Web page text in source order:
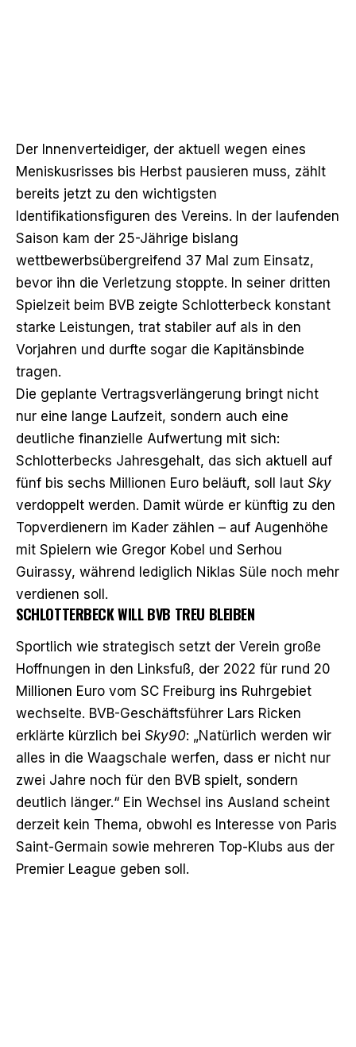
Der Innenverteidiger, der aktuell wegen eines
Meniskusrisses bis Herbst pausieren muss, zählt
bereits jetzt zu den wichtigsten
Identifikationsfiguren des Vereins. In der laufenden
Saison kam der 25-Jährige bislang
wettbewerbsübergreifend 37 Mal zum Einsatz,
bevor ihn die Verletzung stoppte. In seiner dritten
Spielzeit beim BVB zeigte Schlotterbeck konstant
starke Leistungen, trat stabiler auf als in den
Vorjahren und durfte sogar die Kapitänsbinde
tragen.
Die geplante Vertragsverlängerung bringt nicht
nur eine lange Laufzeit, sondern auch eine
deutliche finanzielle Aufwertung mit sich:
Schlotterbecks Jahresgehalt, das sich aktuell auf
fünf bis sechs Millionen Euro beläuft, soll laut Sky
verdoppelt werden. Damit würde er künftig zu den
Topverdienern im Kader zählen – auf Augenhöhe
mit Spielern wie Gregor Kobel und Serhou
Guirassy, während lediglich Niklas Süle noch mehr
verdienen soll.
SCHLOTTERBECK WILL BVB TREU BLEIBEN
Sportlich wie strategisch setzt der Verein große
Hoffnungen in den Linksfuß, der 2022 für rund 20
Millionen Euro vom SC Freiburg ins Ruhrgebiet
wechselte. BVB-Geschäftsführer Lars Ricken
erklärte kürzlich bei Sky90: „Natürlich werden wir
alles in die Waagschale werfen, dass er nicht nur
zwei Jahre noch für den BVB spielt, sondern
deutlich länger.“ Ein Wechsel ins Ausland scheint
derzeit kein Thema, obwohl es Interesse von Paris
Saint-Germain sowie mehreren Top-Klubs aus der
Premier League geben soll.